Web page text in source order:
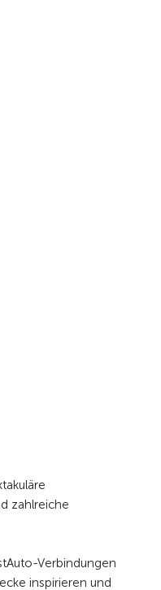
zahlreiche
Verbindungen
inspirieren und